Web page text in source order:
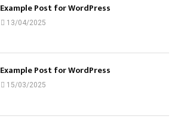
Example Post for WordPress
13/04/2025
Example Post for WordPress
15/03/2025